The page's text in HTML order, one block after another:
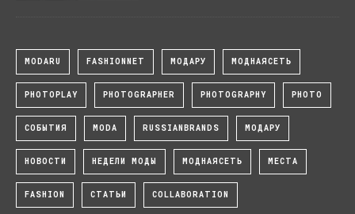
MODARU FASHIONNET МОДАРУ МОДНАЯСЕТЬ
PHOTOPLAY PHOTOGRAPHER PHOTOGRAPHY PHOTO
СОБЫТИЯ MODA RUSSIANBRANDS МОДАРУ
НОВОСТИ НЕДЕЛИ МОДЫ МОДНАЯСЕТЬ МЕСТА
FASHION СТАТЬИ COLLABORATION